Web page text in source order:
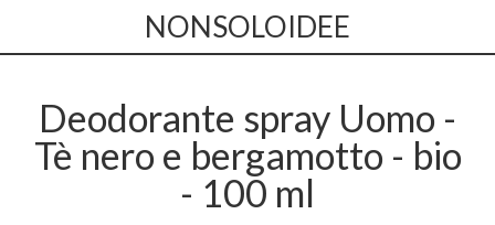
NONSOLOIDEE
Deodorante spray Uomo -
Tè nero e bergamotto - bio
- 100 ml